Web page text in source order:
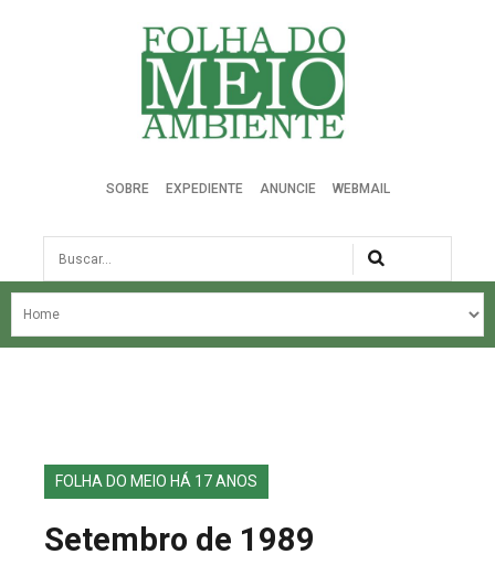
Folha do Meio Ambiente
SOBRE EXPEDIENTE ANUNCIE WEBMAIL
Busca
NOSSA HISTÓRIA
EDIÇÕES ANTERIORES
FOLHA DO MEIO HÁ 17 ANOS
Setembro de 1989